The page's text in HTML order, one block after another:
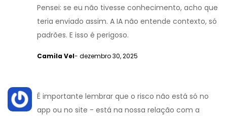
Pensei: se eu não tivesse conhecimento, acho que
teria enviado assim. A IA não entende contexto, só
padrões. E isso é perigoso.
Camila Vel- dezembro 30, 2025
É importante lembrar que o risco não está só no
app ou no site - está na nossa relação com a